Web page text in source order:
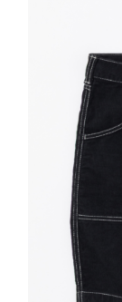
いつ